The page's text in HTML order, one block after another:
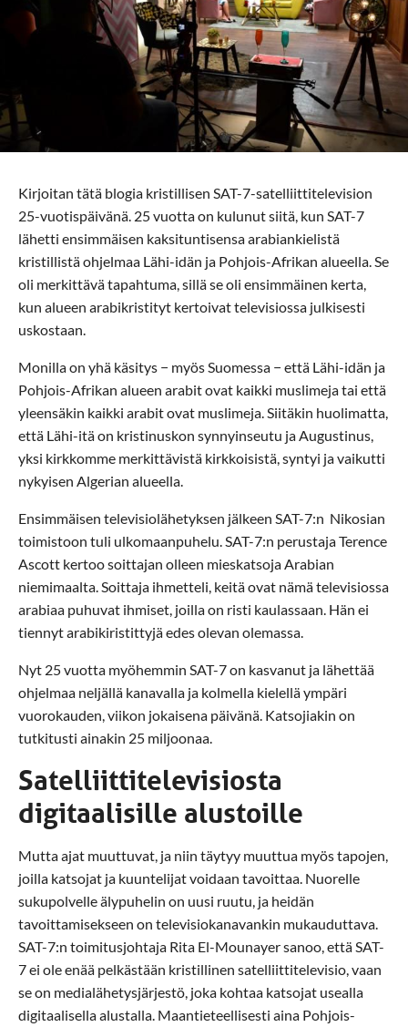
Kirjoitan tätä blogia kristillisen SAT-7-satelliittitelevision
25-vuotispäivänä. 25 vuotta on kulunut siitä, kun SAT-7
lähetti ensimmäisen kaksituntisensa arabiankielistä
kristillistä ohjelmaa Lähi-idän ja Pohjois-Afrikan alueella. Se
oli merkittävä tapahtuma, sillä se oli ensimmäinen kerta,
kun alueen arabikristityt kertoivat televisiossa julkisesti
uskostaan.
Monilla on yhä käsitys − myös Suomessa − että Lähi-idän ja
Pohjois-Afrikan alueen arabit ovat kaikki muslimeja tai että
yleensäkin kaikki arabit ovat muslimeja. Siitäkin huolimatta,
että Lähi-itä on kristinuskon synnyinseutu ja Augustinus,
yksi kirkkomme merkittävistä kirkkoisistä, syntyi ja vaikutti
nykyisen Algerian alueella.
Ensimmäisen televisiolähetyksen jälkeen SAT-7:n Nikosian
toimistoon tuli ulkomaanpuhelu. SAT-7:n perustaja Terence
Ascott kertoo soittajan olleen mieskatsoja Arabian
niemimaalta. Soittaja ihmetteli, keitä ovat nämä televisiossa
arabiaa puhuvat ihmiset, joilla on risti kaulassaan. Hän ei
tiennyt arabikiristittyjä edes olevan olemassa.
Nyt 25 vuotta myöhemmin SAT-7 on kasvanut ja lähettää
ohjelmaa neljällä kanavalla ja kolmella kielellä ympäri
vuorokauden, viikon jokaisena päivänä. Katsojiakin on
tutkitusti ainakin 25 miljoonaa.
Satelliittitelevisiosta
digitaalisille alustoille
Mutta ajat muuttuvat, ja niin täytyy muuttua myös tapojen,
joilla katsojat ja kuuntelijat voidaan tavoittaa. Nuorelle
sukupolvelle älypuhelin on uusi ruutu, ja heidän
tavoittamisekseen on televisiokanavankin mukauduttava.
SAT-7:n toimitusjohtaja Rita El-Mounayer sanoo, että SAT-
7 ei ole enää pelkästään kristillinen satelliittitelevisio, vaan
se on medialähetysjärjestö, joka kohtaa katsojat usealla
digitaalisella alustalla. Maantieteellisesti aina Pohjois-